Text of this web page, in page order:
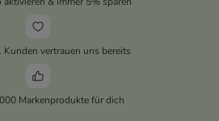
Kunden vertrauen uns bereits
Markenprodukte für dich